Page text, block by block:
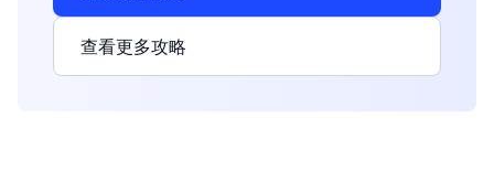
查看更多攻略